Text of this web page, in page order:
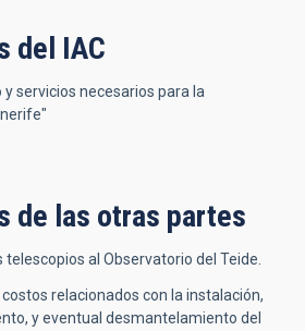
del IAC
servicios necesarios para la
de las otras partes
al Observatorio del Teide.
relacionados con la instalación,
y eventual desmantelamiento del